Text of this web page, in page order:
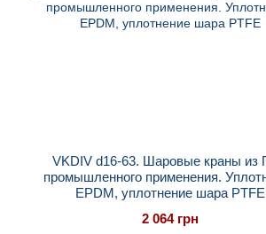
VKDIV d16-63. Шаровые краны из
промышленного применения.
EPDM, уплотнение шара PTFE
2 064 грн